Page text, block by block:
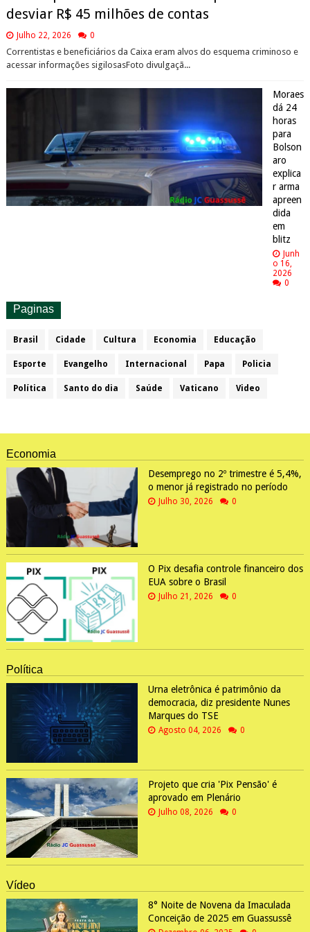
desviar R$ 45 milhões de contas
Julho 22, 2026 0
Correntistas e beneficiários da Caixa eram alvos do esquema criminoso e
acessar informações sigilosasFoto divulgaçã...
Moraes
dá 24
horas
para
Bolson
aro
explica
r arma
apreen
dida
em
blitz
Junh
o 16,
2026
0
Paginas
Brasil Cidade Cultura Economia Educação
Esporte Evangelho Internacional Papa Policia
Política Santo do dia Saúde Vaticano Video
Economia
Desemprego no 2º trimestre é 5,4%,
o menor já registrado no período
Julho 30, 2026 0
O Pix desafia controle financeiro dos
EUA sobre o Brasil
Julho 21, 2026 0
Política
Urna eletrônica é patrimônio da
democracia, diz presidente Nunes
Marques do TSE
Agosto 04, 2026 0
Projeto que cria 'Pix Pensão' é
aprovado em Plenário
Julho 08, 2026 0
Vídeo
8° Noite de Novena da Imaculada
Conceição de 2025 em Guassussê